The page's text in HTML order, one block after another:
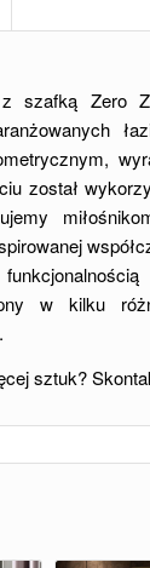
szafką Zero
został
w kilku
sztuk?